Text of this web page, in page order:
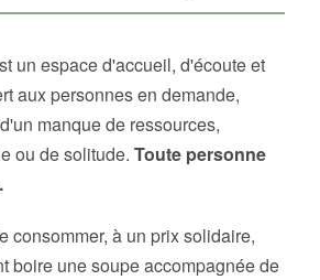
un espace d'accueil, d'écoute et
aux personnes en demande,
manque de ressources,
ou de solitude. Toute personne
consommer, à un prix solidaire,
boire une soupe accompagnée de